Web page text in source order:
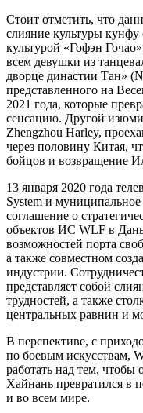
Стоит отметить, что
слияние культуры
культурой «Гофэн
всем девушки из
дворце династии Тан»
представленного на
2021 года, которые
сенсацию. Другой
Zhengzhou Harley,
через половину Китая,
бойцов и возвращение
13 января 2020 года
System и
соглашение о
объектов ИС WLF в
возможностей порта
а также совместном
индустрии.
представляет собой
трудностей, а также
центральных равнин и
В перспективе, с
по боевым искусствам,
работать над тем, чтобы
Хайнань превратился в
и во всем мире.